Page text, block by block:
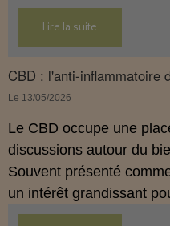
mise au point claire,
réglementation
comprendre comment le
approche globale de
Lire la suite
CBD : l'anti-inflammatoire
Le 13/05/2026
Le CBD occupe une
discussions autour du
Souvent présenté
un intérêt grandissant
son interaction avec le